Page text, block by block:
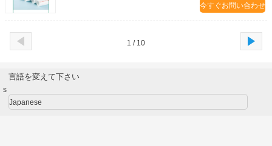
今すぐお問い合わせ
1 / 10
言語を変えて下さい
s
Japanese